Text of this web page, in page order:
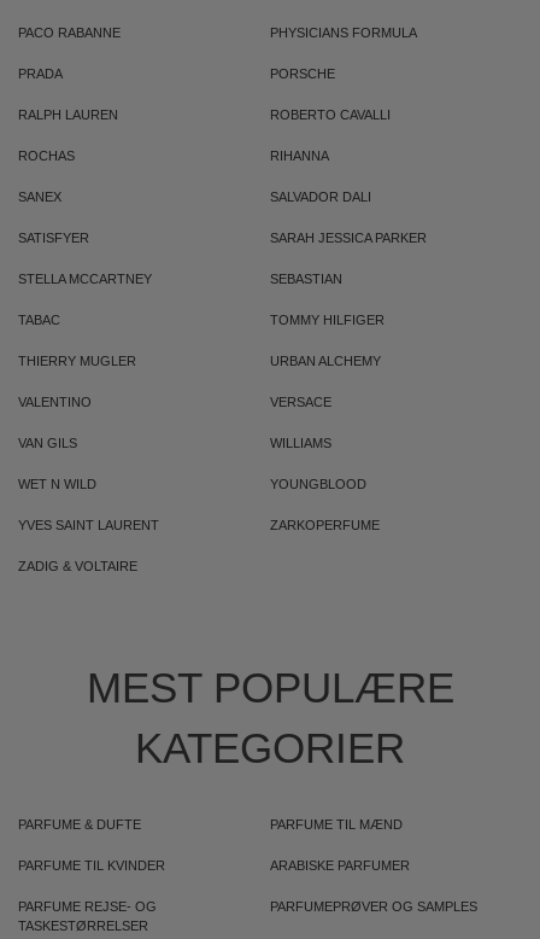
PACO RABANNE PHYSICIANS FORMULA
PRADA PORSCHE
RALPH LAUREN ROBERTO CAVALLI
ROCHAS RIHANNA
SANEX SALVADOR DALI
SATISFYER SARAH JESSICA PARKER
STELLA MCCARTNEY SEBASTIAN
TABAC TOMMY HILFIGER
THIERRY MUGLER URBAN ALCHEMY
VALENTINO VERSACE
VAN GILS WILLIAMS
WET N WILD YOUNGBLOOD
YVES SAINT LAURENT ZARKOPERFUME
ZADIG & VOLTAIRE
MEST POPULÆRE
KATEGORIER
PARFUME & DUFTE PARFUME TIL MÆND
PARFUME TIL KVINDER ARABISKE PARFUMER
PARFUME REJSE- OG
TASKESTØRRELSER
PARFUMEPRØVER OG SAMPLES